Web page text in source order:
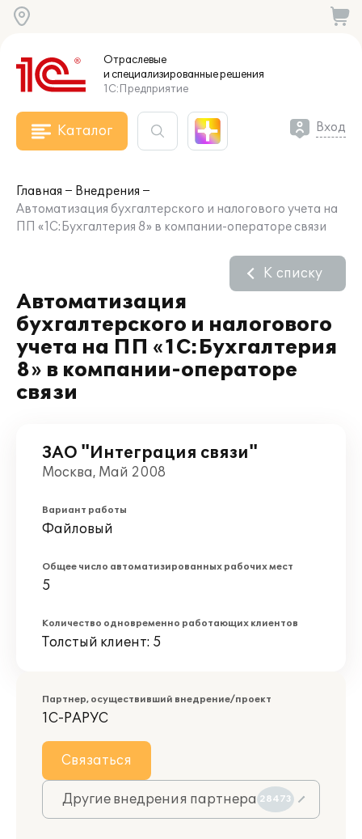
Отраслевые
и специализированныерешения
1С:Предприятие
Каталог Вход
Главная
Внедрения
Автоматизация бухгалтерского и налогового учета на
ПП «1С:Бухгалтерия 8» в компании-операторе связи
Автоматизация
бухгалтерского и налогового
учета на ПП «1С:Бухгалтерия
8» в компании-операторе
связи
К списку
ЗАО "Интеграция связи"
Москва, Май 2008
Вариант работы
Файловый
Общее число автоматизированных рабочих мест
5
Количество одновременно работающих клиентов
Толстый клиент: 5
Партнер, осуществивший внедрение/проект
1С-РАРУС
Связаться
Другие внедрения партнера 28473